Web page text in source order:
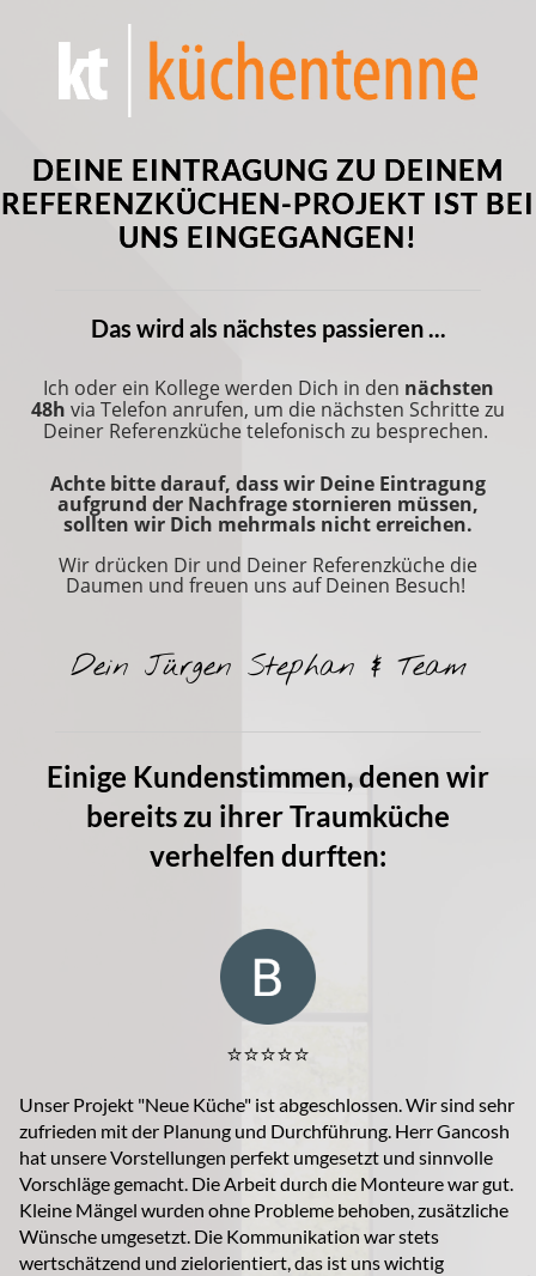
DEINE EINTRAGUNG ZU DEINEM
REFERENZKÜCHEN-PROJEKT IST BEI
UNS EINGEGANGEN!
Das wird als nächstes passieren ...
Ich oder ein Kollege werden Dich in den nächsten
48h via Telefon anrufen, um die nächsten Schritte zu
Deiner Referenzküche telefonisch zu besprechen.
Achte bitte darauf, dass wir Deine Eintragung
aufgrund der Nachfrage stornieren müssen,
sollten wir Dich mehrmals nicht erreichen.
Wir drücken Dir und Deiner Referenzküche die
Daumen und freuen uns auf Deinen Besuch!
Dein Jürgen Stephan & Team
Einige Kundenstimmen, denen wir
bereits zu ihrer Traumküche
verhelfen durften:
⭐️⭐️⭐️⭐️⭐️
Unser Projekt "Neue Küche" ist abgeschlossen. Wir sind sehr
zufrieden mit der Planung und Durchführung. Herr Gancosh
hat unsere Vorstellungen perfekt umgesetzt und sinnvolle
Vorschläge gemacht. Die Arbeit durch die Monteure war gut.
Kleine Mängel wurden ohne Probleme behoben, zusätzliche
Wünsche umgesetzt. Die Kommunikation war stets
wertschätzend und zielorientiert, das ist uns wichtig